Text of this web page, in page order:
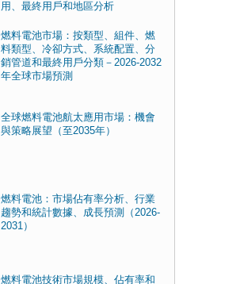
用、最終用戶和地區分析
燃料電池市場：按類型、組件、燃
料類型、冷卻方式、系統配置、分
銷管道和最終用戶分類－2026-2032
年全球市場預測
全球燃料電池航太應用市場：機會
與策略展望（至2035年）
燃料電池：市場佔有率分析、行業
趨勢和統計數據、成長預測（2026-
2031）
燃料電池技術市場規模、佔有率和